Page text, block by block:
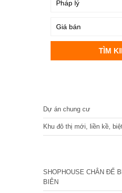
Dự án chung cư
Khu đô thị mới, liền kề,
SHOPHOUSE CHÂN ĐẾ
BIÊN